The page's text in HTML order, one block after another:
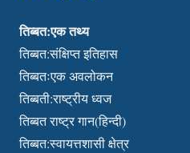
तिब्बत:एक तथ्य
तिब्बत:संक्षिप्त इतिहास
तिब्बतःएक अवलोकन
तिब्बती:राष्ट्रीय ध्वज
तिब्बत राष्ट्र गान(हिन्दी)
तिब्बत:स्वायत्तशासी क्षेत्र